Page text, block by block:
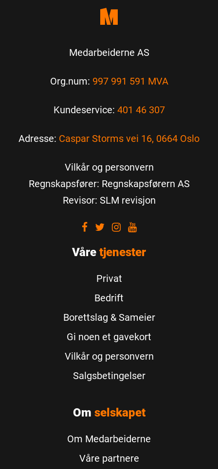
Medarbeiderne AS
Org.num: 997 991 591 MVA
Kundeservice: 401 46 307
Adresse: Caspar Storms vei 16, 0664 Oslo
Vilkår og personvern
Regnskapsfører: Regnskapsførern AS
Revisor: SLM revisjon
Visit
Facebook
Visit
Twitter
Visit
Instagram
Visit
Youtube
Våre tjenester
Privat
Bedrift
Borettslag & Sameier
Gi noen et gavekort
Vilkår og personvern
Salgsbetingelser
Om selskapet
Om Medarbeiderne
Våre partnere